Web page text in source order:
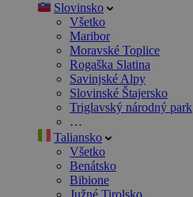
Slovinsko
Všetko
Maribor
Moravské Toplice
Rogaška Slatina
Savinjské Alpy
Slovinské Štajersko
Triglavský národný park
…
Taliansko
Všetko
Benátsko
Bibione